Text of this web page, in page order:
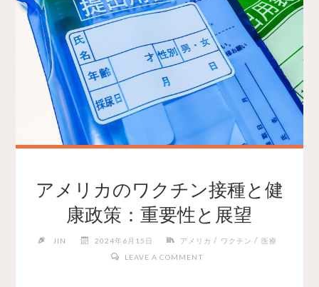
アメリカのワクチン接種と健
康政策：重要性と展望
JIN 2024年6月15日 アメリカ / ワクチン / 医療
LEAVE A COMMENT